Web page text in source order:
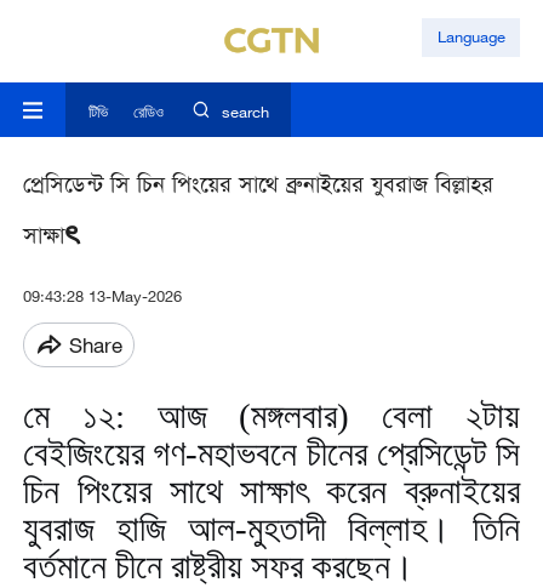
Language
টিভি রেডিও search
প্রেসিডেন্ট সি চিন পিংয়ের সাথে ব্রুনাইয়ের যুবরাজ বিল্লাহর
সাক্ষাৎ
09:43:28 13-May-2026
Share
মে ১২: আজ (মঙ্গলবার) বেলা ২টায়
বেইজিংয়ের গণ-মহাভবনে চীনের প্রেসিডেন্ট সি
চিন পিংয়ের সাথে সাক্ষাৎ করেন ব্রুনাইয়ের
যুবরাজ হাজি আল-মুহতাদী বিল্লাহ। তিনি
বর্তমানে চীনে রাষ্ট্রীয় সফর করছেন।